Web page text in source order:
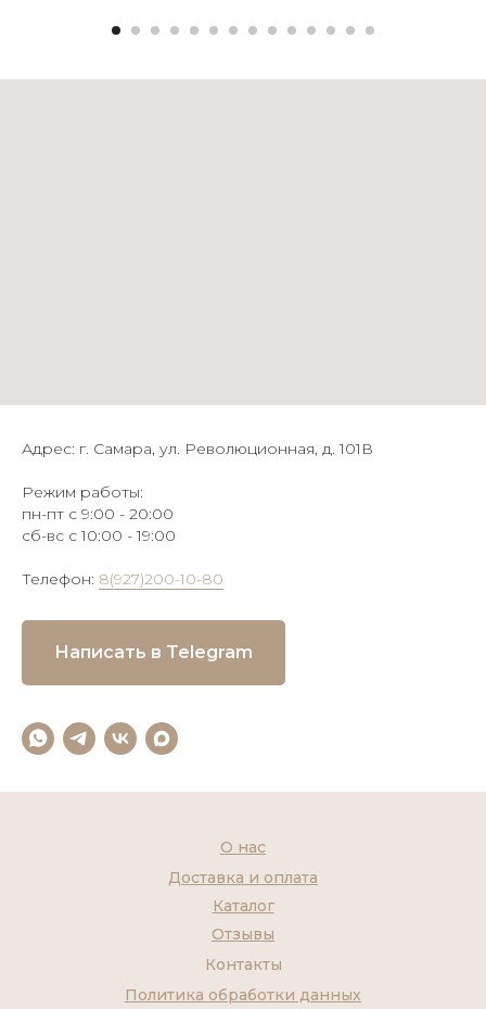
Адрес: г. Самара, ул. Революционная, д. 101В
Режим работы:
пн-пт с 9:00 - 20:00
сб-вс с 10:00 - 19:00
Телефон: 8(927)200-10-80
Написать в Telegram
Контакты
Каталог
О нас
Доставка и оплата
Отзывы
Политика обработки данных